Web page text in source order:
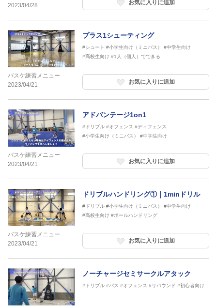
2023/04/28 お気に入りに追加
バスケ練習メニュー
2023/04/21
プラス1シューティング
#シュート #小学生向け（ミニバス）
#中学生向け
#高校生向け #1人（個人）でできる
お気に入りに追加
バスケ練習メニュー
2023/04/21
アドバンテージ1on1
#ドリブル #オフェンス #ディフェンス
#小学生向け（ミニバス）
#中学生向け
お気に入りに追加
バスケ練習メニュー
2023/04/21
ドリブルハンドリング①｜1minドリル
#ドリブル #小学生向け（ミニバス）
#中学生向け
#高校生向け #ボールハンドリング
お気に入りに追加
ノーチャージセミサークルアタック
#ドリブル #パス #オフェンス #リバウンド #初心者向け